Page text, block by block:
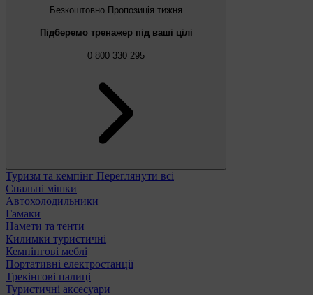
Безкоштовно Пропозиція тижня
Підберемо тренажер під ваші цілі
0 800 330 295
Туризм та кемпінг Переглянути всі
Спальні мішки
Автохолодильники
Гамаки
Намети та тенти
Килимки туристичні
Кемпінгові меблі
Портативні електростанції
Трекінгові палиці
Туристичні аксесуари